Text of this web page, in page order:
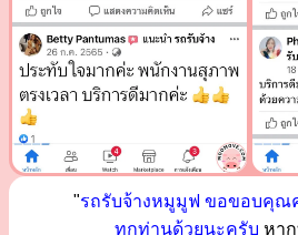
"รถรับจ้างหมูมูฟ ขอขอบคุณ
ทุกท่านด้วยนะครับ หา